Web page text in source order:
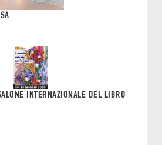
INTERNAZIONALE DEL LIBRO